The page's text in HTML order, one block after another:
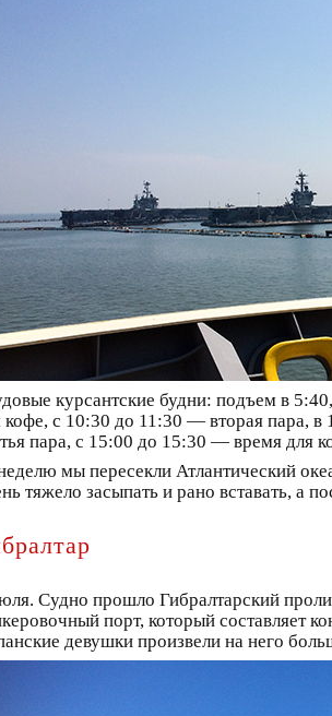
курсантские будни: подъем в
кофе, с 10:30 до 11:30 — вторая пара,
пара, с 15:00 до 15:30 — время для
мы пересекли Атлантический
тяжело засыпать и рано вставать, а
Судно прошло Гибралтарский
порт, который составляет
девушки произвели на него